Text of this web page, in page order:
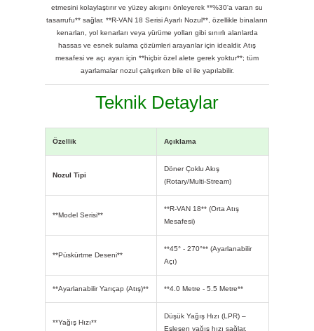
etmesini kolaylaştırır ve yüzey akışını önleyerek **%30'a varan su
tasarrufu** sağlar. **R-VAN 18 Serisi Ayarlı Nozul**, özellikle binaların
kenarları, yol kenarları veya yürüme yolları gibi sınırlı alanlarda
hassas ve esnek sulama çözümleri arayanlar için idealdir. Atış
mesafesi ve açı ayarı için **hiçbir özel alete gerek yoktur**; tüm
ayarlamalar nozul çalışırken bile el ile yapılabilir.
Teknik Detaylar
Özellik Açıklama
Nozul Tipi
Döner Çoklu Akış
(Rotary/Multi-Stream)
**Model Serisi**
**R-VAN 18** (Orta Atış
Mesafesi)
**Püskürtme Deseni**
**45° - 270°** (Ayarlanabilir
Açı)
**Ayarlanabilir Yarıçap (Atış)** **4.0 Metre - 5.5 Metre**
**Yağış Hızı**
Düşük Yağış Hızı (LPR) –
Eşleşen yağış hızı sağlar.